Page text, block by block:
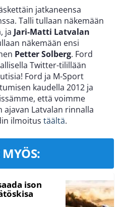
jatkaneensa
Talli tullaan näkemään
ja Jari-Matti Latvalan
näkemään ensi
Petter Solberg. Ford
Twitter-tilillään
Ford ja M-Sport
kaudella 2012 ja
että voimme
ajavan Latvalan rinnalla
ilmoitus täältä.
MYÖS:
ison